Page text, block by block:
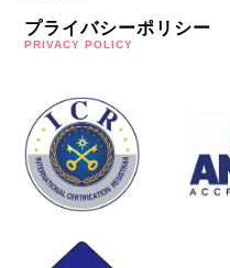
プライバシーポリシー
PRIVACY POLICY